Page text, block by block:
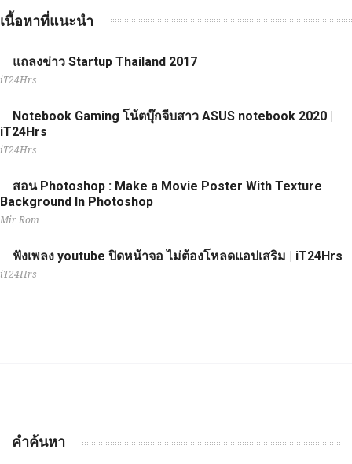
เนื้อหาที่แนะนำ
แถลงข่าว Startup Thailand 2017
iT24Hrs
Notebook Gaming โน้ตบุ๊กจีบสาว ASUS notebook 2020 |
iT24Hrs
iT24Hrs
สอน Photoshop : Make a Movie Poster With Texture
Background In Photoshop
Mir Rom
ฟังเพลง youtube ปิดหน้าจอ ไม่ต้องโหลดแอปเสริม | iT24Hrs
iT24Hrs
คำค้นหา